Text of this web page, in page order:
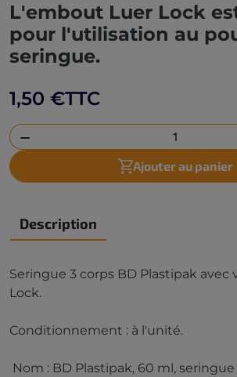
L'embout Luer Lock
pour l'utilisation au
seringue.
1,50 €TTC

Ajouter au panier
Description
Seringue 3 corps BD Plastipak avec
Lock.
Conditionnement : à l'unité.
Nom : BD Plastipak, 60 ml,